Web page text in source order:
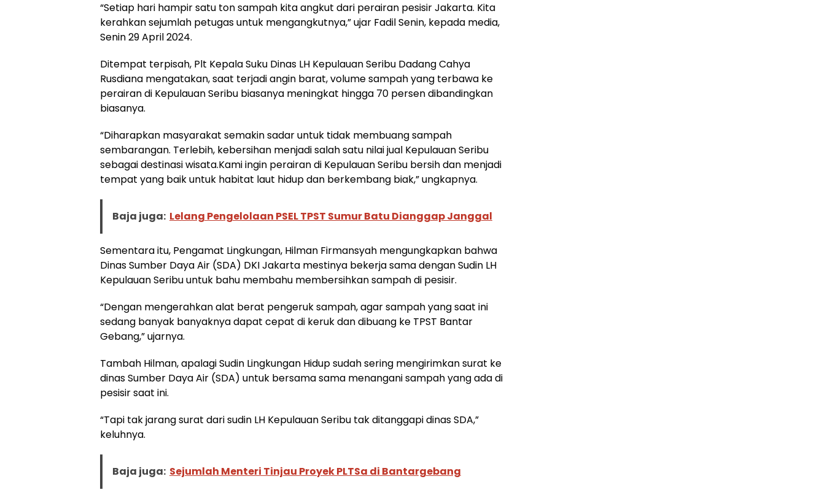
“Setiap hari hampir satu ton sampah kita angkut dari perairan pesisir Jakarta. Kita
kerahkan sejumlah petugas untuk mengangkutnya,” ujar Fadil Senin, kepada media,
Senin 29 April 2024.
Ditempat terpisah, Plt Kepala Suku Dinas LH Kepulauan Seribu Dadang Cahya
Rusdiana mengatakan, saat terjadi angin barat, volume sampah yang terbawa ke
perairan di Kepulauan Seribu biasanya meningkat hingga 70 persen dibandingkan
biasanya.
“Diharapkan masyarakat semakin sadar untuk tidak membuang sampah
sembarangan. Terlebih, kebersihan menjadi salah satu nilai jual Kepulauan Seribu
sebagai destinasi wisata.Kami ingin perairan di Kepulauan Seribu bersih dan menjadi
tempat yang baik untuk habitat laut hidup dan berkembang biak,” ungkapnya.
Baja juga: Lelang Pengelolaan PSEL TPST Sumur Batu Dianggap Janggal
Sementara itu, Pengamat Lingkungan, Hilman Firmansyah mengungkapkan bahwa
Dinas Sumber Daya Air (SDA) DKI Jakarta mestinya bekerja sama dengan Sudin LH
Kepulauan Seribu untuk bahu membahu membersihkan sampah di pesisir.
“Dengan mengerahkan alat berat pengeruk sampah, agar sampah yang saat ini
sedang banyak banyaknya dapat cepat di keruk dan dibuang ke TPST Bantar
Gebang,” ujarnya.
Tambah Hilman, apalagi Sudin Lingkungan Hidup sudah sering mengirimkan surat ke
dinas Sumber Daya Air (SDA) untuk bersama sama menangani sampah yang ada di
pesisir saat ini.
“Tapi tak jarang surat dari sudin LH Kepulauan Seribu tak ditanggapi dinas SDA,”
keluhnya.
Baja juga: Sejumlah Menteri Tinjau Proyek PLTSa di Bantargebang